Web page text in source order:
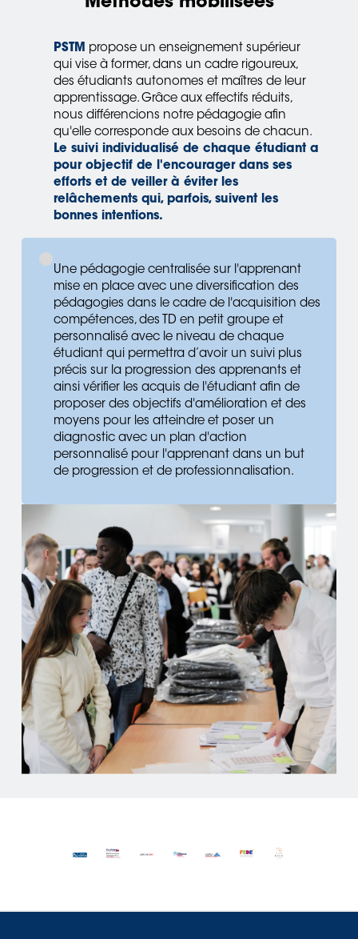
PSTM propose un enseignement supérieur
qui vise à former, dans un cadre rigoureux,
des étudiants autonomes et maîtres de leur
apprentissage. Grâce aux effectifs réduits,
nous différencions notre pédagogie afin
qu'elle corresponde aux besoins de chacun.
Le suivi individualisé de chaque étudiant a
pour objectif de l'encourager dans ses
efforts et de veiller à éviter les
relâchements qui, parfois, suivent les
bonnes intentions.
Une pédagogie centralisée sur l'apprenant
mise en place avec une diversification des
pédagogies dans le cadre de l'acquisition des
compétences, des TD en petit groupe et
personnalisé avec le niveau de chaque
étudiant qui permettra d’avoir un suivi plus
précis sur la progression des apprenants et
ainsi vérifier les acquis de l'étudiant afin de
proposer des objectifs d'amélioration et des
moyens pour les atteindre et poser un
diagnostic avec un plan d'action
personnalisé pour l'apprenant dans un but
de progression et de professionnalisation.